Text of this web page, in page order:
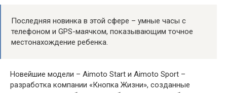
Последняя новинка в этой сфере – умные часы с
телефоном и GPS-маячком, показывающим точное
местонахождение ребенка.
Новейшие модели – Aimoto Start и Aimoto Sport –
разработка компании «Кнопка Жизни», созданные